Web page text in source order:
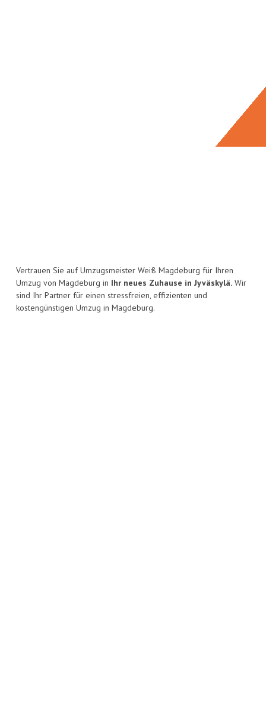
Vertrauen Sie auf Umzugsmeister Weiß Magdeburg für Ihren
Umzug von Magdeburg in Ihr neues Zuhause in Jyväskylä. Wir
sind Ihr Partner für einen stressfreien, effizienten und
kostengünstigen Umzug in Magdeburg.